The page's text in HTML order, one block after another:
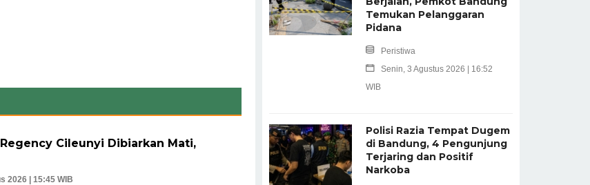
Cileunyi Dibiarkan Mati,
2026 | 15:45 WIB
Temukan Pelanggaran
Pidana
Peristiwa
Senin, 3 Agustus 2026 | 16:52
WIB
Polisi Razia Tempat Dugem
di Bandung, 4 Pengunjung
Terjaring dan Positif
Narkoba